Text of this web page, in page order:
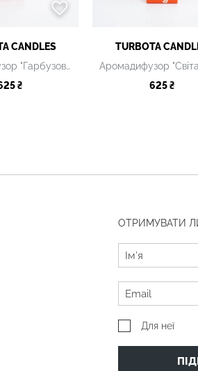
CANDLES
Аромадифузор "Гарбузовий пиріг"
₴
TURBOTA
625 ₴
ОТРИМУВАТИ
Для неї